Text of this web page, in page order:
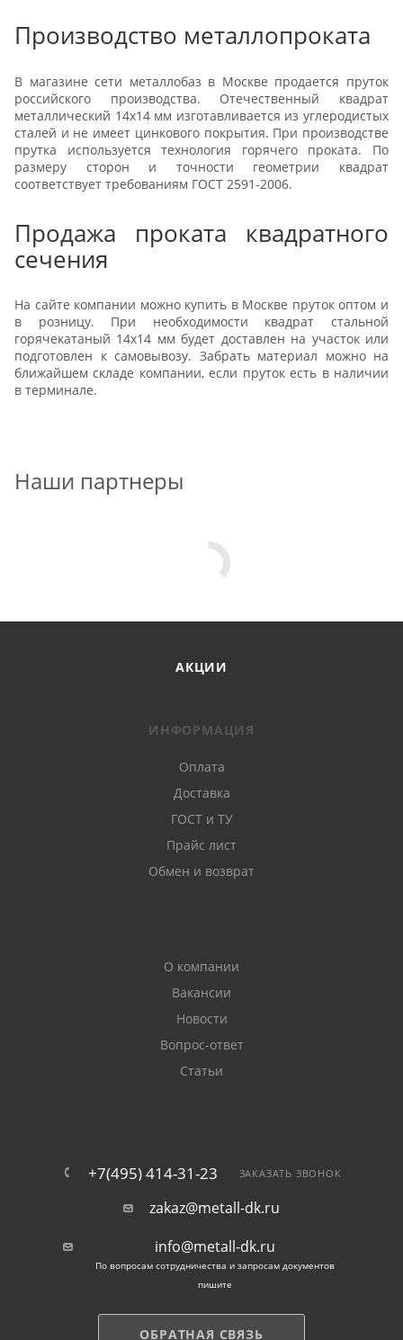
Производство металлопроката
В магазине сети металлобаз в Москве продается пруток
российского производства. Отечественный квадрат
металлический 14х14 мм изготавливается из углеродистых
сталей и не имеет цинкового покрытия. При производстве
прутка используется технология горячего проката. По
размеру сторон и точности геометрии квадрат
соответствует требованиям ГОСТ 2591-2006.
Продажа проката квадратного
сечения
На сайте компании можно купить в Москве пруток оптом и
в розницу. При необходимости квадрат стальной
горячекатаный 14х14 мм будет доставлен на участок или
подготовлен к самовывозу. Забрать материал можно на
ближайшем складе компании, если пруток есть в наличии
в терминале.
Наши партнеры
АКЦИИ
ИНФОРМАЦИЯ
Оплата
Доставка
ГОСТ и ТУ
Прайс лист
Обмен и возврат
О компании
Вакансии
Новости
Вопрос-ответ
Статьи
+7(495) 414-31-23 ЗАКАЗАТЬ ЗВОНОК
zakaz@metall-dk.ru
info@metall-dk.ru
По вопросам сотрудничества и запросам документов
пишите
ОБРАТНАЯ СВЯЗЬ